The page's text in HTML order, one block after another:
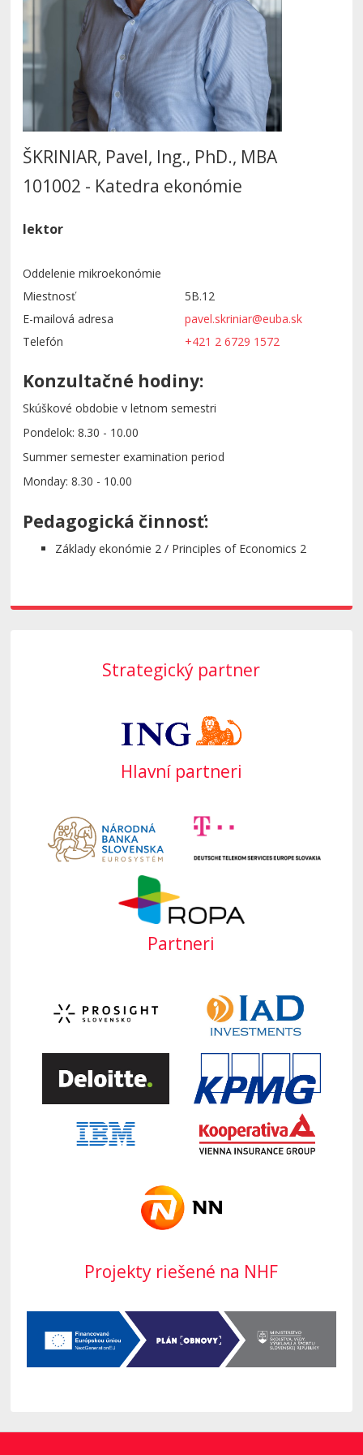
ŠKRINIAR, Pavel, Ing., PhD., MBA
101002 - Katedra ekonómie
lektor
Oddelenie mikroekonómie
Miestnosť
5B.12
E-mailová adresa
pavel.skriniar@euba.sk
Telefón
+421 2 6729 1572
Konzultačné hodiny:
Skúškové obdobie v letnom semestri
Pondelok: 8.30 - 10.00
Summer semester examination period
Monday: 8.30 - 10.00
Pedagogická činnosť:
Základy ekonómie 2 / Principles of Economics 2
Strategický partner
Hlavní partneri
Partneri
Projekty riešené na NHF